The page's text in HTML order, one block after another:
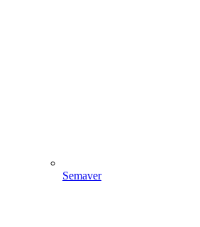
Semaver